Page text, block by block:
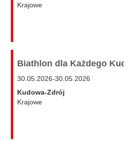
Krajowe
Biathlon dla Każdego
30.05.2026-30.05.2026
Kudowa-Zdrój
Krajowe